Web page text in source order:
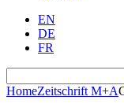
EN
DE
FR
HomeZeitschrift M+A